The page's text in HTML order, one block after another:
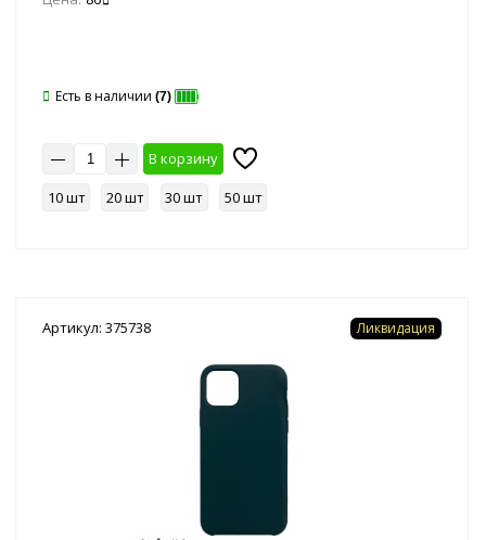
Есть в наличии (7)
В корзину
10 шт
20 шт 30 шт 50 шт
Артикул: 375738 Ликвидация